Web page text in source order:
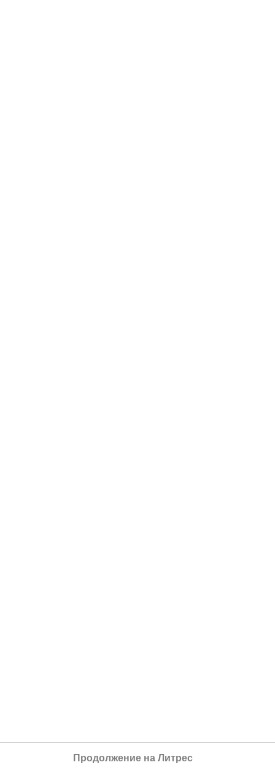
Продолжение на Литрес